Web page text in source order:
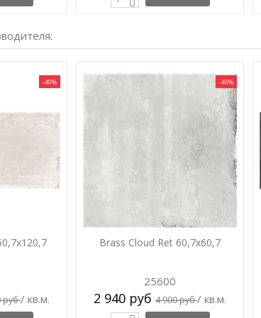
-40%
руб/ кв.м.
-40%
Brass Cloud Ret 60,7x60,7
25600
2 940 руб 4 900 руб/ кв.м.